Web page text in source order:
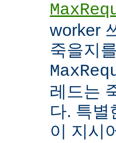
worker
죽을지
레드는
다. 특별
이 지시